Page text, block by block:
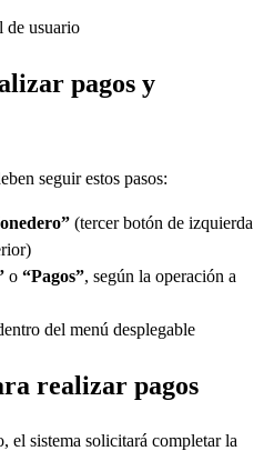
de usuario
pagos y
seguir estos pasos:
(tercer botón de izquierda
o “Pagos”, según la operación a
del menú desplegable
realizar pagos
el sistema solicitará completar la